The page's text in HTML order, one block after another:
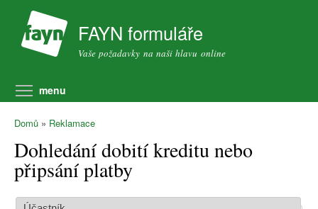
FAYN formuláře
Vaše požadavky na naši hlavu online
menu
Domů » Reklamace
Dohledání dobití kreditu nebo
připsání platby